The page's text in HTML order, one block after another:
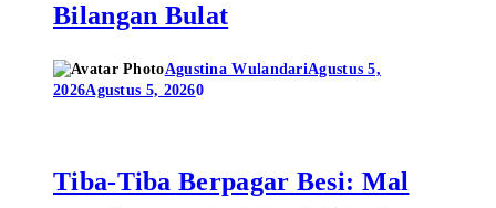
Bilangan Bulat
Agustina WulandariAgustus 5,
2026Agustus 5, 20260
Tiba-Tiba Berpagar Besi: Mal